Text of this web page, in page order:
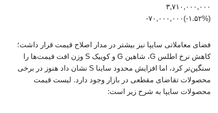
۳,۷۱۰,۰۰۰,۰۰۰
(‎-۱.۵۲%‏)‎-۷۰,۰۰۰,۰۰۰‏
فضای معاملاتی سایپا نیز بیشتر در مدار اصلاح قیمت قرار داشت؛
کاهش نرخ اطلس G، شاهین G و کوییک S وزن افت قیمت‌ها را
سنگین‌تر کرد، اما افزایش محدود ساینا S نشان داد هنوز در برخی
محصولات تقاضای مقطعی در بازار وجود دارد. لیست قیمت
محصولات سایپا به شرح زیر است: